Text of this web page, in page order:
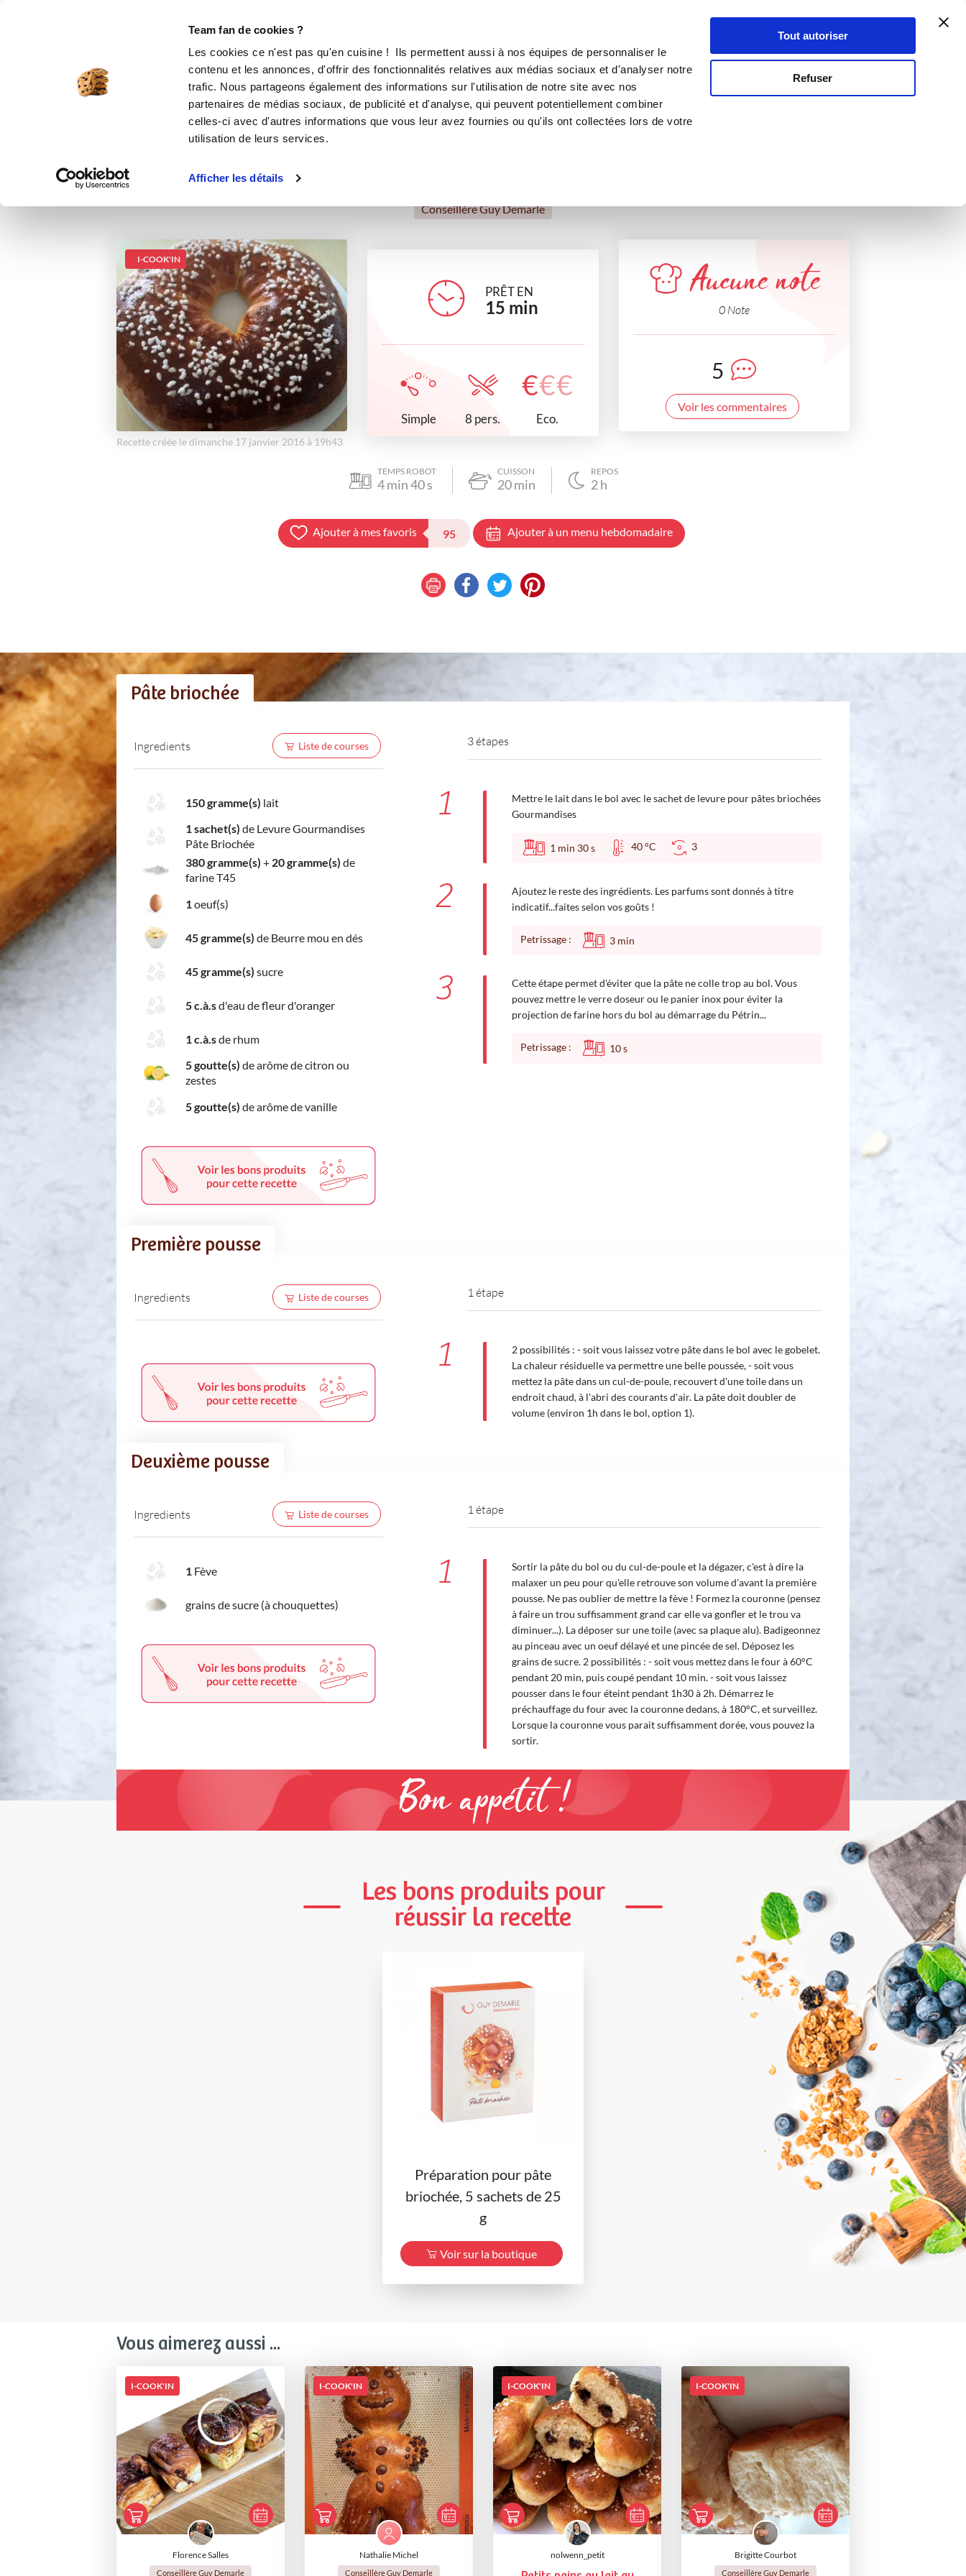
Team fan de cookies ?
Les cookies ce n'est pas qu'en cuisine ! Ils permettent aussi à nos équipes de personnaliser le
contenu et les annonces, d'offrir des fonctionnalités relatives aux médias sociaux et d'analyser notre
trafic. Nous partageons également des informations sur l'utilisation de notre site avec nos
partenaires de médias sociaux, de publicité et d'analyse, qui peuvent potentiellement combiner
celles-ci avec d'autres informations que vous leur avez fournies ou qu'ils ont collectées lors de votre
utilisation de leurs services.
Afficher les détails
Tout autoriser
Refuser
Se connecter
Couronne des rois briochée d'Isa
desserts Galette des Rois Recettes traditionnelles
Conseillère Guy Demarle
I-COOK'IN
Recette créée le dimanche 17 janvier 2016 à 19h43
PRÊT EN
15 min
Simple 8 pers.
€€€
Eco.
Aucune note
0 Note
5
Voir les commentaires
TEMPS ROBOT
4min40s
CUISSON
20min
REPOS
2h
Ajouter à mes favoris 95 Ajouter à un menu hebdomadaire
Pâte briochée
Ingredients Liste de courses
150 gramme(s) lait
1 sachet(s) de Levure Gourmandises
Pâte Briochée
380 gramme(s) + 20 gramme(s) de
farine T45
1 oeuf(s)
45 gramme(s) de Beurre mou en dés
45 gramme(s) sucre
5 c.à.sd'eau de fleur d'oranger
1 c.à.sde rhum
5 goutte(s) de arôme de citron ou
zestes
5 goutte(s) de arôme de vanille
3 étapes
1
Mettre le lait dans le bol avec le sachet de levure pour pâtes briochées
Gourmandises
1 min 30s 40 °C 3
2
Ajoutez le reste des ingrédients. Les parfums sont donnés à titre
indicatif...faites selon vos goûts !
Petrissage : 3 min
3
Cette étape permet d'éviter que la pâte ne colle trop au bol. Vous
pouvez mettre le verre doseur ou le panier inox pour éviter la
projection de farine hors du bol au démarrage du Pétrin...
Petrissage : 10s
Première pousse
Ingredients Liste de courses 1 étape
1
2 possibilités : - soit vous laissez votre pâte dans le bol avec le gobelet.
La chaleur résiduelle va permettre une belle poussée, - soit vous
mettez la pâte dans un cul-de-poule, recouvert d'une toile dans un
endroit chaud, à l'abri des courants d'air. La pâte doit doubler de
volume (environ 1h dans le bol, option 1).
Deuxième pousse
Ingredients Liste de courses
1 Fève
grains de sucre (à chouquettes)
1 étape
1
Sortir la pâte du bol ou du cul-de-poule et la dégazer, c'est à dire la
malaxer un peu pour qu'elle retrouve son volume d'avant la première
pousse. Ne pas oublier de mettre la fève ! Formez la couronne (pensez
à faire un trou suffisamment grand car elle va gonfler et le trou va
diminuer...). La déposer sur une toile (avec sa plaque alu). Badigeonnez
au pinceau avec un oeuf délayé et une pincée de sel. Déposez les
grains de sucre. 2 possibilités : - soit vous mettez dans le four à 60°C
pendant 20 min, puis coupé pendant 10 min. - soit vous laissez
pousser dans le four éteint pendant 1h30 à 2h. Démarrez le
préchauffage du four avec la couronne dedans, à 180°C, et surveillez.
Lorsque la couronne vous parait suffisamment dorée, vous pouvez la
sortir.
Bon appétit !
Les bons produits pour
réussir la recette
Préparation pour pâte
briochée, 5 sachets de 25
g
Voir sur la boutique
Vous aimerez aussi ...
I-COOK'IN
Florence Salles
Conseillère Guy Demarle
I-COOK'IN
Nathalie Michel
Conseillère Guy Demarle
I-COOK'IN
nolwenn_petit
I-COOK'IN
Brigitte Courbot
Conseillère Guy Demarle